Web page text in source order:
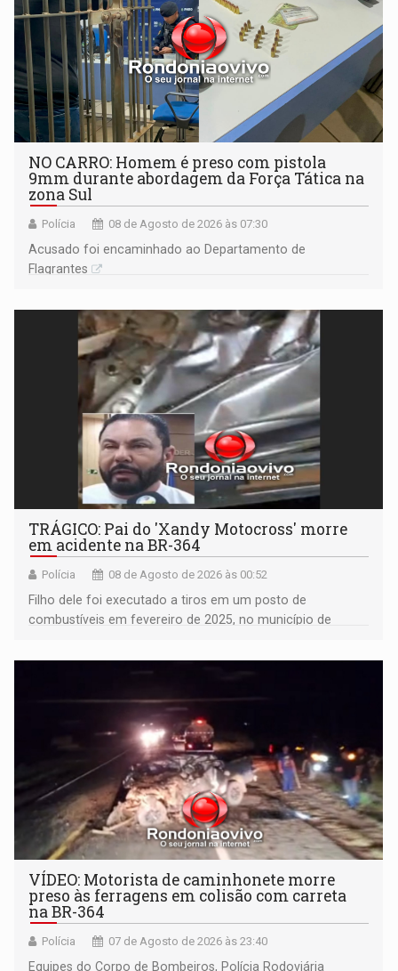
NO CARRO: Homem é preso com pistola
9mm durante abordagem da Força Tática na
zona Sul
Polícia 08 de Agosto de 2026 às 07:30
Acusado foi encaminhado ao Departamento de
Flagrantes
TRÁGICO: Pai do 'Xandy Motocross' morre
em acidente na BR-364
Polícia 08 de Agosto de 2026 às 00:52
Filho dele foi executado a tiros em um posto de
combustíveis em fevereiro de 2025, no município de
VÍDEO: Motorista de caminhonete morre
preso às ferragens em colisão com carreta
na BR-364
Polícia 07 de Agosto de 2026 às 23:40
Equipes do Corpo de Bombeiros, Polícia Rodoviária